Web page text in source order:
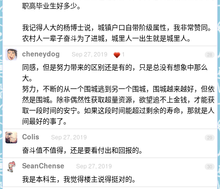
职高毕业生好多少。
我记得人大的杨博士说，城镇户口自带阶级属性，我非常赞同。
农村人一辈子奋斗为了进城，城里人一出生就是城里人。
28
cheneydog Sep 27, 2019 1
同感，但是努力带来的区别还是有的，只是总没有想象中那么
大。
努力，不断的从一个围城逃到另一个围城，围城越来越好，但依
然是围城。除非偶然性获取超量资源，欲望追不上金钱，才能获
取一段时间的安宁。如果这段时间能超过剩余的寿命，那就是人
间最好的事了。
29
Colis Sep 27, 2019
奋斗值不值得，还是要看付出和回报的。
30
SeanChense Sep 27, 2019
我是本科生，我觉得楼主说得挺对的。